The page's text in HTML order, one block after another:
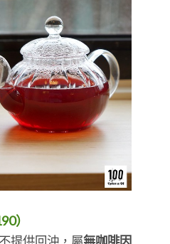
）
提供回沖，屬無咖啡因